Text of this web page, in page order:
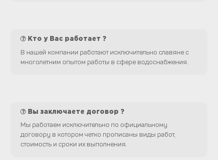
Кто у Вас работает ?
В нашей компании работают исключительно славяне с
многолетним опытом работы в сфере водоснабжения.
Вы заключаете договор ?
Мы работаем исключительно по официальному
договору в котором четко прописаны виды работ,
стоимость и сроки их выполнения.